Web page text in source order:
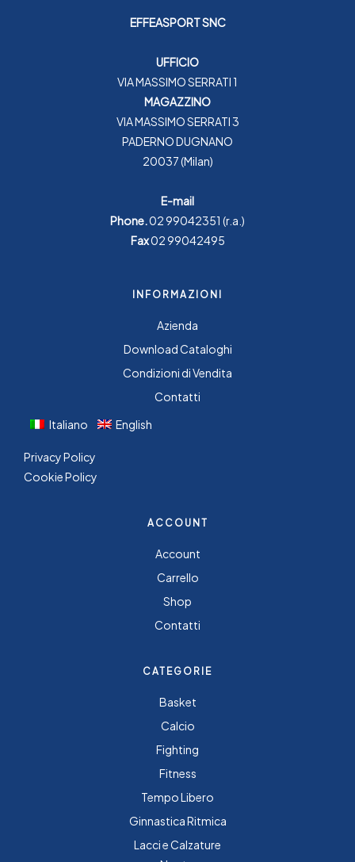
EFFEASPORT SNC
UFFICIO
VIA MASSIMO SERRATI 1
MAGAZZINO
VIA MASSIMO SERRATI 3
PADERNO DUGNANO
20037 (Milan)
E-mail
Phone.02 99042351 (r.a.)
Fax02 99042495
INFORMAZIONI
Azienda
Download Cataloghi
Condizioni di Vendita
Contatti
Italiano
English
Privacy Policy
Cookie Policy
ACCOUNT
Account
Carrello
Shop
Contatti
CATEGORIE
Basket
Calcio
Fighting
Fitness
Tempo Libero
Ginnastica Ritmica
Lacci e Calzature